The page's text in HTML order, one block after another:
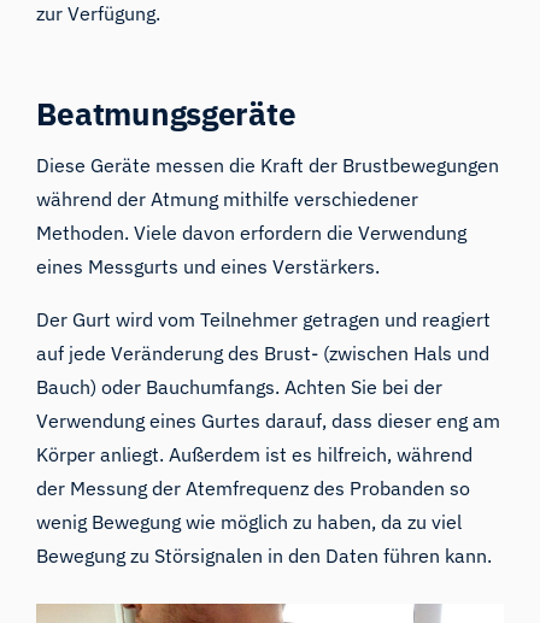
zur Verfügung.
Beatmungsgeräte
Diese Geräte messen die Kraft der Brustbewegungen
während der Atmung mithilfe verschiedener
Methoden. Viele davon erfordern die Verwendung
eines Messgurts und eines Verstärkers.
Der Gurt wird vom Teilnehmer getragen und reagiert
auf jede Veränderung des Brust- (zwischen Hals und
Bauch) oder Bauchumfangs. Achten Sie bei der
Verwendung eines Gurtes darauf, dass dieser eng am
Körper anliegt. Außerdem ist es hilfreich, während
der Messung der Atemfrequenz des Probanden so
wenig Bewegung wie möglich zu haben, da zu viel
Bewegung zu Störsignalen in den Daten führen kann.